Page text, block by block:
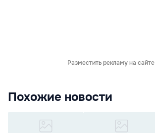
Разместить рекламу на сайте
Похожие новости